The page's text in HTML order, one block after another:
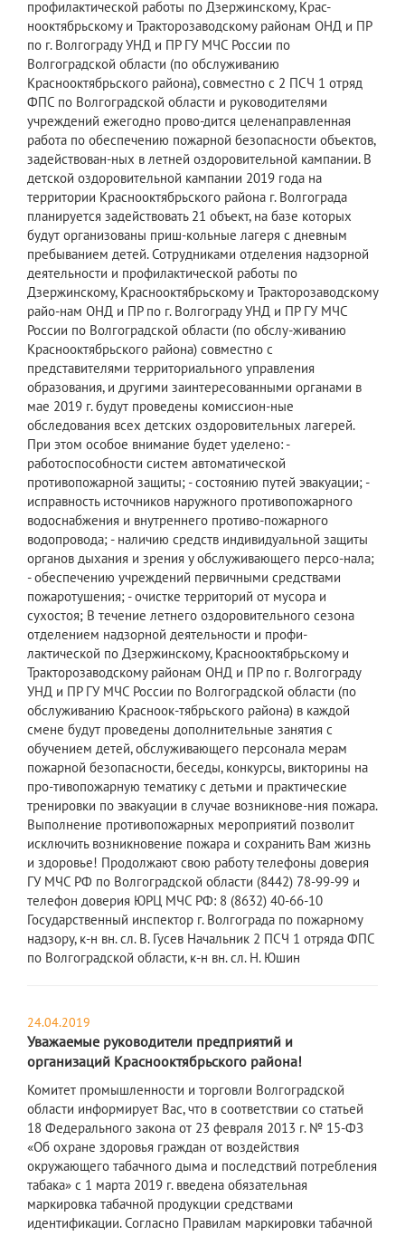
профилактической работы по Дзержинскому, Крас-
нооктябрьскому и Тракторозаводскому районам ОНД и ПР
по г. Волгограду УНД и ПР ГУ МЧС России по
Волгоградской области (по обслуживанию
Краснооктябрьского района), совместно с 2 ПСЧ 1 отряд
ФПС по Волгоградской области и руководителями
учреждений ежегодно прово-дится целенаправленная
работа по обеспечению пожарной безопасности объектов,
задействован-ных в летней оздоровительной кампании. В
детской оздоровительной кампании 2019 года на
территории Краснооктябрьского района г. Волгограда
планируется задействовать 21 объект, на базе которых
будут организованы приш-кольные лагеря с дневным
пребыванием детей. Сотрудниками отделения надзорной
деятельности и профилактической работы по
Дзержинскому, Краснооктябрьскому и Тракторозаводскому
райо-нам ОНД и ПР по г. Волгограду УНД и ПР ГУ МЧС
России по Волгоградской области (по обслу-живанию
Краснооктябрьского района) совместно с
представителями территориального управления
образования, и другими заинтересованными органами в
мае 2019 г. будут проведены комиссион-ные
обследования всех детских оздоровительных лагерей.
При этом особое внимание будет уделено: -
работоспособности систем автоматической
противопожарной защиты; - состоянию путей эвакуации; -
исправность источников наружного противопожарного
водоснабжения и внутреннего противо-пожарного
водопровода; - наличию средств индивидуальной защиты
органов дыхания и зрения у обслуживающего персо-нала;
- обеспечению учреждений первичными средствами
пожаротушения; - очистке территорий от мусора и
сухостоя; В течение летнего оздоровительного сезона
отделением надзорной деятельности и профи-
лактической по Дзержинскому, Краснооктябрьскому и
Тракторозаводскому районам ОНД и ПР по г. Волгограду
УНД и ПР ГУ МЧС России по Волгоградской области (по
обслуживанию Красноок-тябрьского района) в каждой
смене будут проведены дополнительные занятия с
обучением детей, обслуживающего персонала мерам
пожарной безопасности, беседы, конкурсы, викторины на
про-тивопожарную тематику с детьми и практические
тренировки по эвакуации в случае возникнове-ния пожара.
Выполнение противопожарных мероприятий позволит
исключить возникновение пожара и сохранить Вам жизнь
и здоровье! Продолжают свою работу телефоны доверия
ГУ МЧС РФ по Волгоградской области (8442) 78-99-99 и
телефон доверия ЮРЦ МЧС РФ: 8 (8632) 40-66-10
Государственный инспектор г. Волгограда по пожарному
надзору, к-н вн. сл. В. Гусев Начальник 2 ПСЧ 1 отряда ФПС
по Волгоградской области, к-н вн. сл. Н. Юшин
24.04.2019
Уважаемые руководители предприятий и
организаций Краснооктябрьского района!
Комитет промышленности и торговли Волгоградской
области информирует Вас, что в соответствии со статьей
18 Федерального закона от 23 февраля 2013 г. № 15-ФЗ
«Об охране здоровья граждан от воздействия
окружающего табачного дыма и последствий потребления
табака» с 1 марта 2019 г. введена обязательная
маркировка табачной продукции средствами
идентификации. Согласно Правилам маркировки табачной